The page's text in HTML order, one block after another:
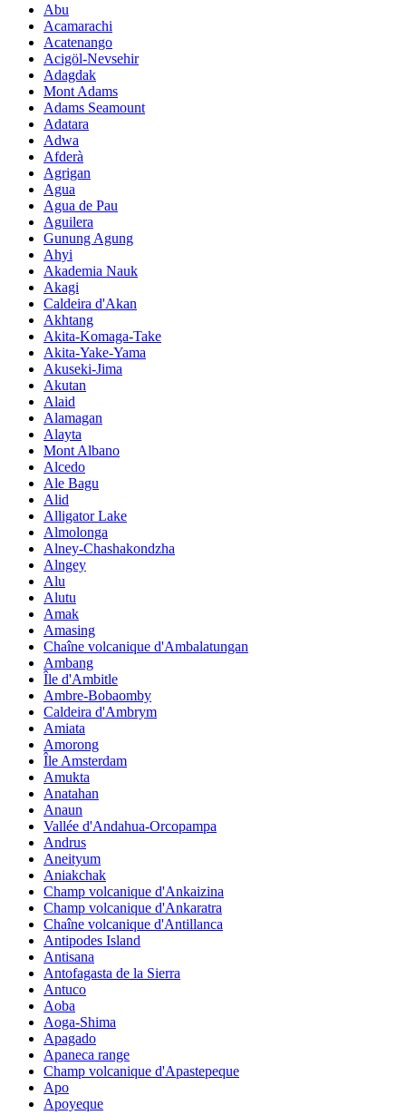
Abu
Acamarachi
Acatenango
Acigöl-Nevsehir
Adagdak
Mont Adams
Adams Seamount
Adatara
Adwa
Afderà
Agrigan
Agua
Agua de Pau
Aguilera
Gunung Agung
Ahyi
Akademia Nauk
Akagi
Caldeira d'Akan
Akhtang
Akita-Komaga-Take
Akita-Yake-Yama
Akuseki-Jima
Akutan
Alaid
Alamagan
Alayta
Mont Albano
Alcedo
Ale Bagu
Alid
Alligator Lake
Almolonga
Alney-Chashakondzha
Alngey
Alu
Alutu
Amak
Amasing
Chaîne volcanique d'Ambalatungan
Ambang
Île d'Ambitle
Ambre-Bobaomby
Caldeira d'Ambrym
Amiata
Amorong
Île Amsterdam
Amukta
Anatahan
Anaun
Vallée d'Andahua-Orcopampa
Andrus
Aneityum
Aniakchak
Champ volcanique d'Ankaizina
Champ volcanique d'Ankaratra
Chaîne volcanique d'Antillanca
Antipodes Island
Antisana
Antofagasta de la Sierra
Antuco
Aoba
Aoga-Shima
Apagado
Apaneca range
Champ volcanique d'Apastepeque
Apo
Apoyeque